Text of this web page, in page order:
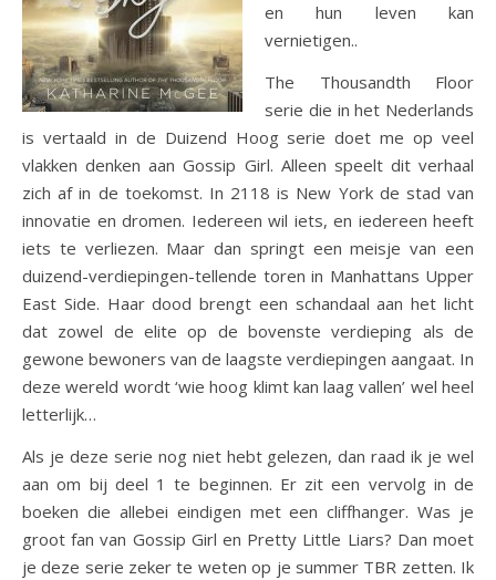
en hun leven kan
vernietigen..
The Thousandth Floor
serie die in het Nederlands
is vertaald in de Duizend Hoog serie doet me op veel
vlakken denken aan Gossip Girl. Alleen speelt dit verhaal
zich af in de toekomst. In 2118 is New York de stad van
innovatie en dromen. Iedereen wil iets, en iedereen heeft
iets te verliezen. Maar dan springt een meisje van een
duizend-verdiepingen-tellende toren in Manhattans Upper
East Side. Haar dood brengt een schandaal aan het licht
dat zowel de elite op de bovenste verdieping als de
gewone bewoners van de laagste verdiepingen aangaat. In
deze wereld wordt ‘wie hoog klimt kan laag vallen’ wel heel
letterlijk…
Als je deze serie nog niet hebt gelezen, dan raad ik je wel
aan om bij deel 1 te beginnen. Er zit een vervolg in de
boeken die allebei eindigen met een cliffhanger. Was je
groot fan van Gossip Girl en Pretty Little Liars? Dan moet
je deze serie zeker te weten op je summer TBR zetten. Ik